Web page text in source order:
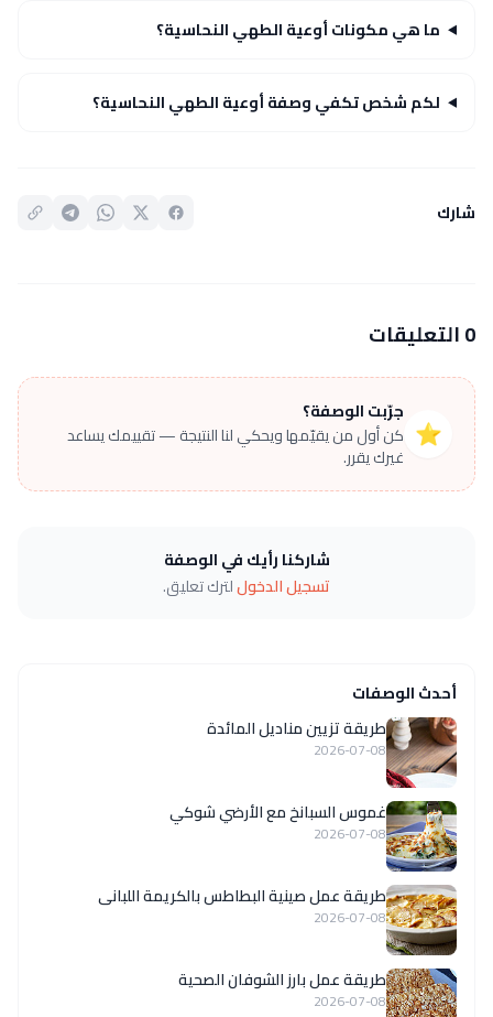
ما هي مكونات أوعية الطهي النحاسية؟
لكم شخص تكفي وصفة أوعية الطهي النحاسية؟
شارك
0 التعليقات
⭐
جرّبت الوصفة؟
كن أول من يقيّمها ويحكي لنا النتيجة — تقييمك يساعد
غيرك يقرر.
شاركنا رأيك في الوصفة
تسجيل الدخوللترك تعليق.
أحدث الوصفات
طريقة تزيين مناديل المائدة
2026-07-08
غموس السبانخ مع الأرضي شوكي
2026-07-08
طريقة عمل صينية البطاطس بالكريمة اللبانى
2026-07-08
طريقة عمل بارز الشوفان الصحية
2026-07-08